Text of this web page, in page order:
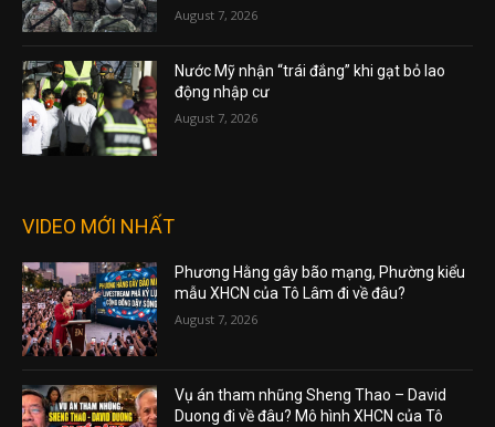
August 7, 2026
Nước Mỹ nhận “trái đắng” khi gạt bỏ lao
động nhập cư
August 7, 2026
VIDEO MỚI NHẤT
Phương Hằng gây bão mạng, Phường kiểu
mẫu XHCN của Tô Lâm đi về đâu?
August 7, 2026
Vụ án tham nhũng Sheng Thao – David
Duong đi về đâu? Mô hình XHCN của Tô